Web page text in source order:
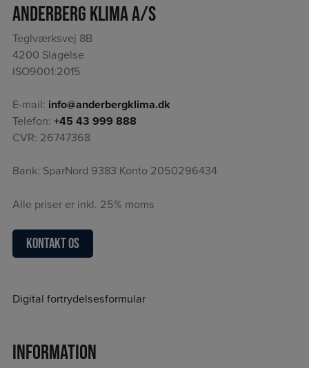
Anderberg Klima A/S
Teglværksvej 8B
4200 Slagelse
ISO9001:2015
E-mail: info@anderbergklima.dk
Telefon: +45 43 999 888
CVR: 26747368
Bank: SparNord 9383 Konto 2050296434
Alle priser er inkl. 25% moms
Kontakt os
Digital fortrydelsesformular
Information